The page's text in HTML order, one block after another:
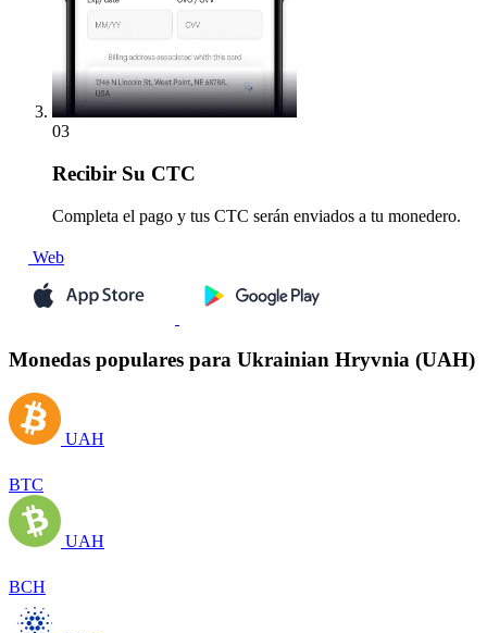
03
Recibir Su CTC
Completa el pago y tus CTC serán enviados a tu monedero.
Web
Monedas populares para Ukrainian Hryvnia (UAH)
UAH
BTC
UAH
BCH